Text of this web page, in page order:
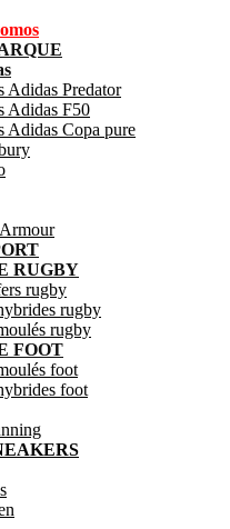
Adidas Predator
Adidas F50
Adidas Copa pure
RUGBY
rugby
rugby
rugby
FOOT
foot
foot